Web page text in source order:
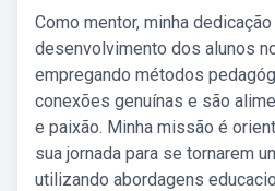
Como mentor, minha
desenvolvimento dos alunos
empregando métodos
conexões genuínas e são
e paixão. Minha missão é
sua jornada para se tornarem
utilizando abordagens